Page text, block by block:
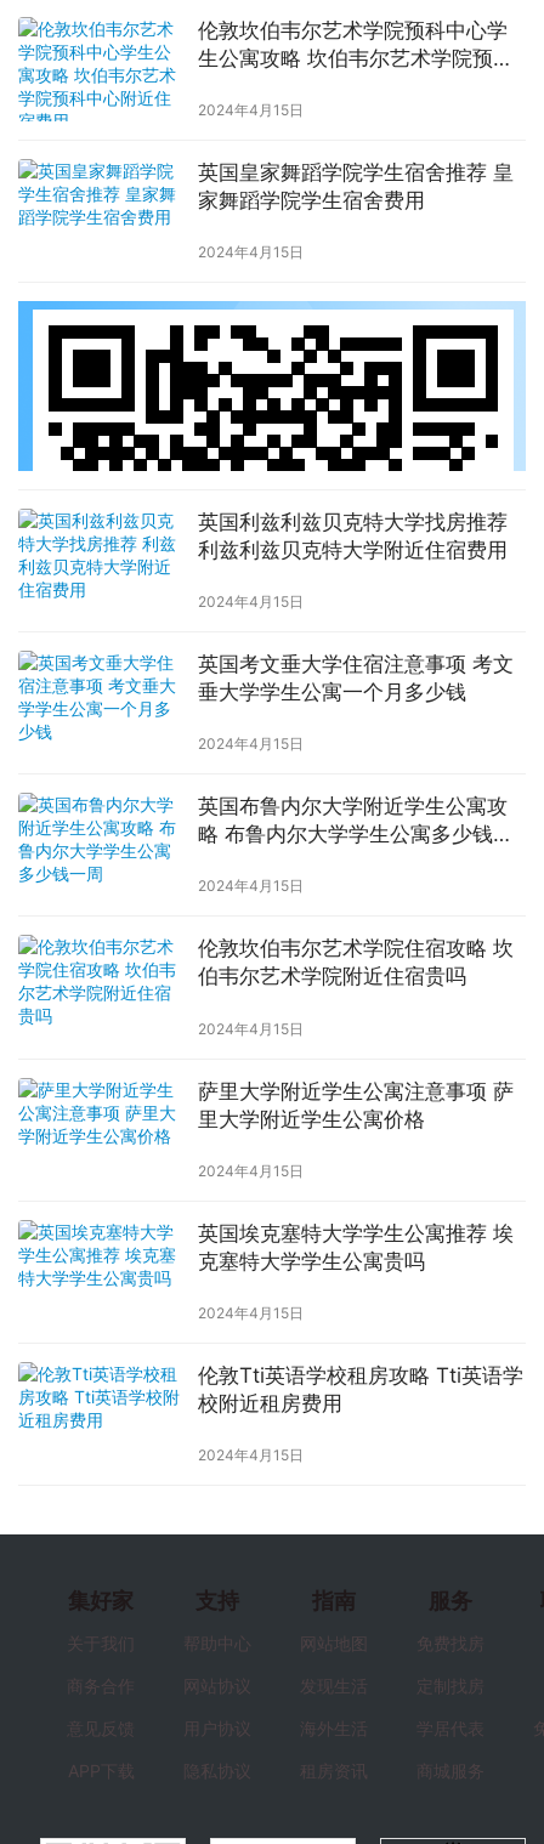
伦敦坎伯韦尔艺术学院预科中心学
生公寓攻略 坎伯韦尔艺术学院预科
2024年4月15日
英国皇家舞蹈学院学生宿舍推荐 皇
家舞蹈学院学生宿舍费用
2024年4月15日
英国利兹利兹贝克特大学找房推荐
利兹利兹贝克特大学附近住宿费用
2024年4月15日
英国考文垂大学住宿注意事项 考文
垂大学学生公寓一个月多少钱
2024年4月15日
英国布鲁内尔大学附近学生公寓攻
略 布鲁内尔大学学生公寓多少钱一
2024年4月15日
伦敦坎伯韦尔艺术学院住宿攻略 坎
伯韦尔艺术学院附近住宿贵吗
2024年4月15日
萨里大学附近学生公寓注意事项 萨
里大学附近学生公寓价格
2024年4月15日
英国埃克塞特大学学生公寓推荐 埃
克塞特大学学生公寓贵吗
2024年4月15日
伦敦Tti英语学校租房攻略 Tti英语学
校附近租房费用
2024年4月15日
集好家
关于我们
商务合作
意见反馈
APP下载
支持
帮助中心
网站协议
用户协议
隐私协议
指南
网站地图
发现生活
海外生活
租房资讯
服务
免费找房
定制找房
学居代表
商城服务